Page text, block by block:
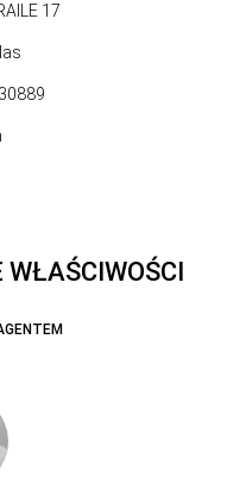
17
30889